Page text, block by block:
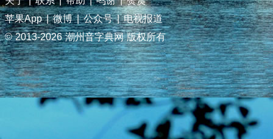
苹果App | 微博 | 公众号 | 电视报道
© 2013-2026 潮州音字典网 版权所有